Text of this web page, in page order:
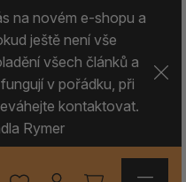
na novém e-shopu a
ještě není vše
všech článků a
v pořádku, při
kontaktovat.
Rymer